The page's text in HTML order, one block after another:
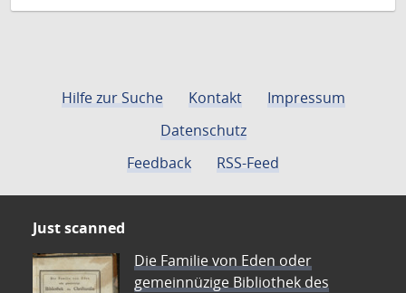
Hilfe zur Suche Kontakt
Impressum
Datenschutz
Feedback
RSS-Feed
Just scanned
Die Familie von Eden oder
gemeinnüzige Bibliothek des